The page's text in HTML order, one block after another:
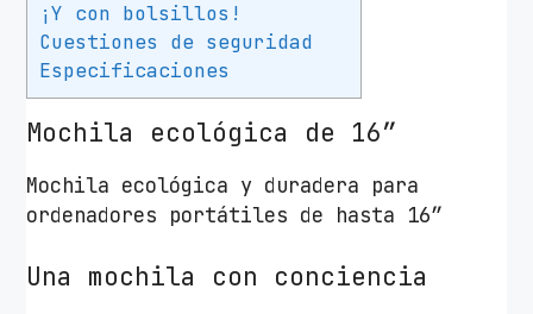
r
t
t
i
e
¡Y con bolsillos!
Cuestiones de seguridad
Especificaciones
Mochila ecológica de 16”
Mochila ecológica y duradera para
ordenadores portátiles de hasta 16”
Una mochila con conciencia